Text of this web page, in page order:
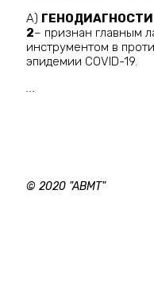
А)
2– признан главным
инструментом в
эпидемии COVID-19.
...
© 2020 "ABMT"